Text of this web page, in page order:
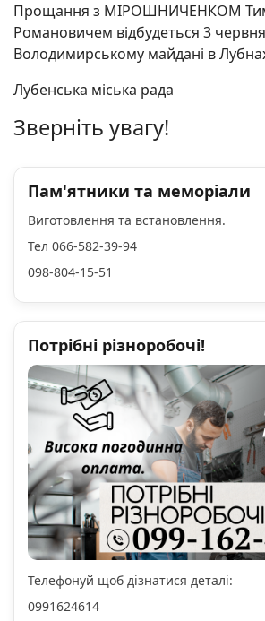
Прощання з МІРОШНИЧЕНКОМ
Романовичем відбудеться 3
Володимирському майдані в
Лубенська міська рада
Зверніть увагу!
Пам'ятники та меморіали
Виготовлення та встановлення.
Тел 066-582-39-94
098-804-15-51
Потрібні різноробочі!
Телефонуй щоб дізнатися деталі:
0991624614